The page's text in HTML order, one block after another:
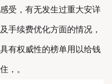
受，有无发生过重大安详
手续费优化方面的情况，
有权威性的榜单用以给钱
，。